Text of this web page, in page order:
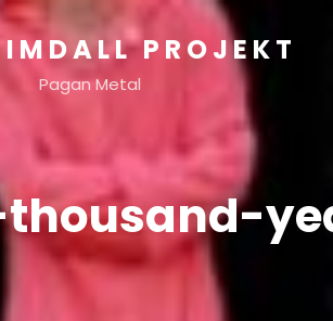
PROJEKT
Pagan Metal